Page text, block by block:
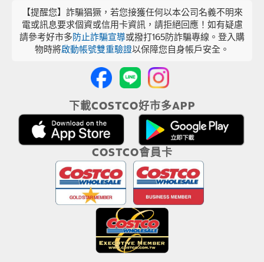
【提醒您】詐騙猖獗，若您接獲任何以本公司名義不明來
電或訊息要求個資或信用卡資訊，請拒絕回應！如有疑慮
請參考好市多防止詐騙宣導或撥打165防詐騙專線。登入購
物時將啟動帳號雙重驗證以保障您自身帳戶安全。
下載COSTCO好市多APP
COSTCO會員卡